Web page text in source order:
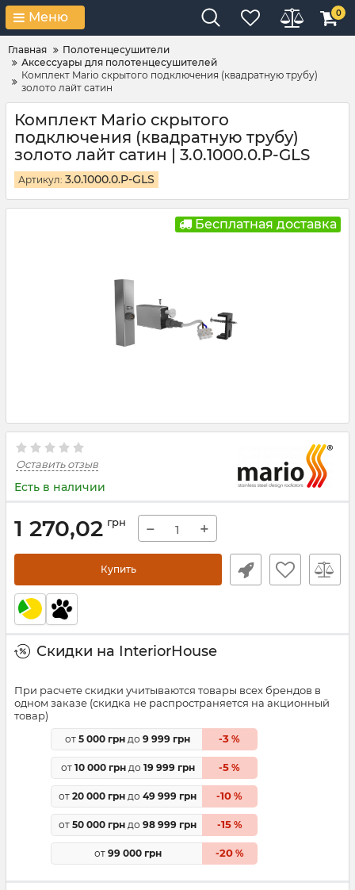
Меню 0
Главная
Полотенцесушители
Аксессуары для полотенцесушителей
Комплект Mario скрытого подключения (квадратную трубу)
золото лайт сатин
Комплект Mario скрытого
подключения (квадратную трубу)
золото лайт сатин | 3.0.1000.0.P-GLS
Артикул: 3.0.1000.0.P-GLS
Бесплатная доставка
Оставить отзыв
Есть в наличии
1 270,02 грн − +
Купить
Скидки на InteriorHouse
При расчете скидки учитываются товары всех брендов в
одном заказе (скидка не распространяется на акционный
товар)
от 5 000 грн до 9 999 грн -3 %
от 10 000 грндо 19 999 грн -5 %
от 20 000 грн до 49 999 грн -10 %
от 50 000 грн до 98 999 грн -15%
от 99 000 грн -20%